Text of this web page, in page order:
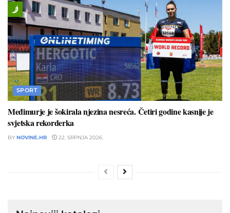
SPORT
Međimurje je šokirala njezina nesreća. Četiri godine kasnije je
svjetska rekorderka
BY NOVINE.HR 22. SRPNJA 2026.